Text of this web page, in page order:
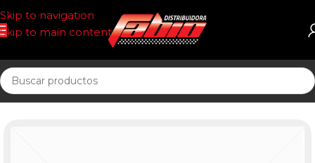
Skip to navigation
Skip to main content
Inicio CORREAS AUT. POSIT DR